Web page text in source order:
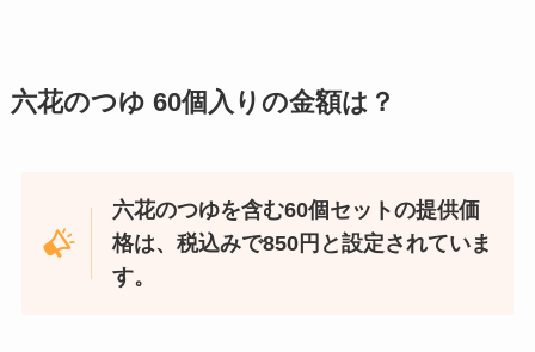
twg紅茶の店舗は日本のどこにあ
ブルボンのクッキー缶はどこで売
六花のつゆ 60個入りの金額は？
六花のつゆを含む60個セットの提供価
格は、税込みで850円と設定されていま
す。